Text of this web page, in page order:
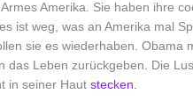
Amerika. Sie haben ihre
ist weg, was an Amerika mal
sie es wiederhaben. Obama
das Leben zurückgeben. Die
in seiner Hautstecken.